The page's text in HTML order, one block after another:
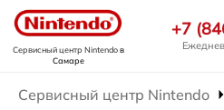
Сервисный центр Nintendoв
Самаре
+7
Сервисный центр Nintendo